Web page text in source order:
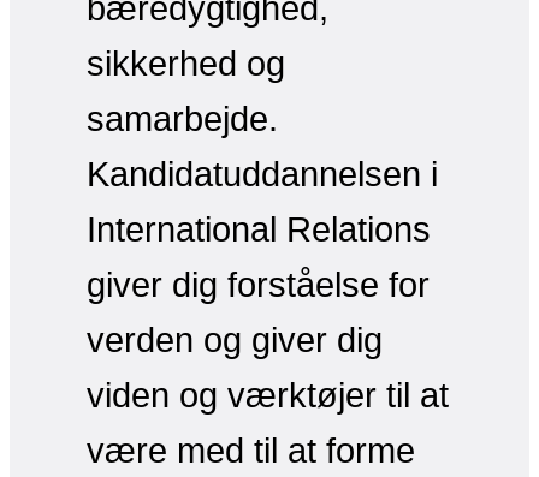
bæredygtighed,
sikkerhed og
samarbejde.
Kandidatuddannelsen i
International Relations
giver dig forståelse for
verden og giver dig
viden og værktøjer til at
være med til at forme